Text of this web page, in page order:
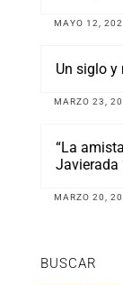
MAYO 12,
Un siglo y
MARZO 23,
“La
Javierada
MARZO 20,
BUSCAR